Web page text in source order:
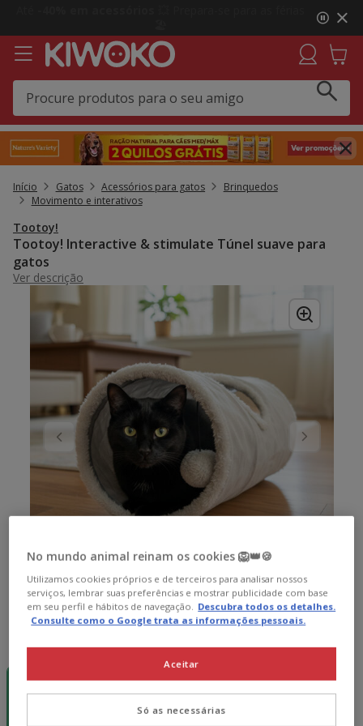
3,
mensagem,
Início Gatos Acessórios para gatos
Brinquedos
Movimento e interativos
Tootoy!
Tootoy! Interactive & stimulate Túnel suave para
gatos
Ver descrição
25 x 25 x 50
cm
No mundo animal reinam os cookies 🦁👑🍪
Utilizamos cookies próprios e de terceiros para analisar nossos
serviços, lembrar suas preferências e mostrar publicidade com base
em seu perfil e hábitos de navegação. Descubra todos os detalhes.
Consulte como o Google trata as informações pessoais.
Só as necessárias
Aceitar